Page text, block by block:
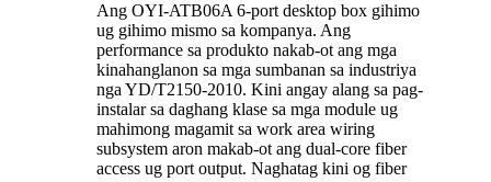
Ang OYI-ATB06A 6-port desktop box gihimo
ug gihimo mismo sa kompanya. Ang
performance sa produkto nakab-ot ang mga
kinahanglanon sa mga sumbanan sa industriya
nga YD/T2150-2010. Kini angay alang sa pag-
instalar sa daghang klase sa mga module ug
mahimong magamit sa work area wiring
subsystem aron makab-ot ang dual-core fiber
access ug port output. Naghatag kini og fiber